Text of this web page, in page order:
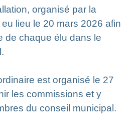
organisé par la
lieu le 20 mars 2026 afin
de chaque élu dans le
est organisé le 27
les commissions et y
du conseil municipal.